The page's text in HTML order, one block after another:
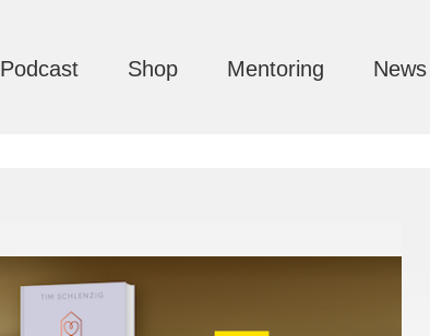
Podcast Shop Mentoring News